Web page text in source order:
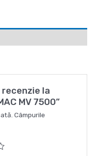
la
MV 7500”
Câmpurile